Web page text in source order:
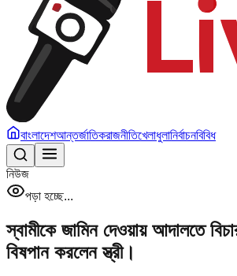
বাংলাদেশআন্তর্জাতিকরাজনীতিখেলাধুলানির্বাচনবিবিধ
নিউজ
পড়া হচ্ছে...
স্বামীকে জামিন দেওয়ায় আদালতে
বিষপান করলেন স্ত্রী।